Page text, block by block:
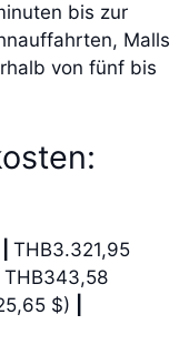
bis zur
Malls
von fünf bis
THB3.321,95
THB343,58
$)